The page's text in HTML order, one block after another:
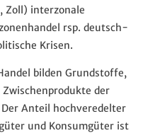
Zoll) interzonale
rsp. deutsch-
Krisen.
bilden Grundstoffe,
der
Anteil hochveredelter
und Konsumgüter ist